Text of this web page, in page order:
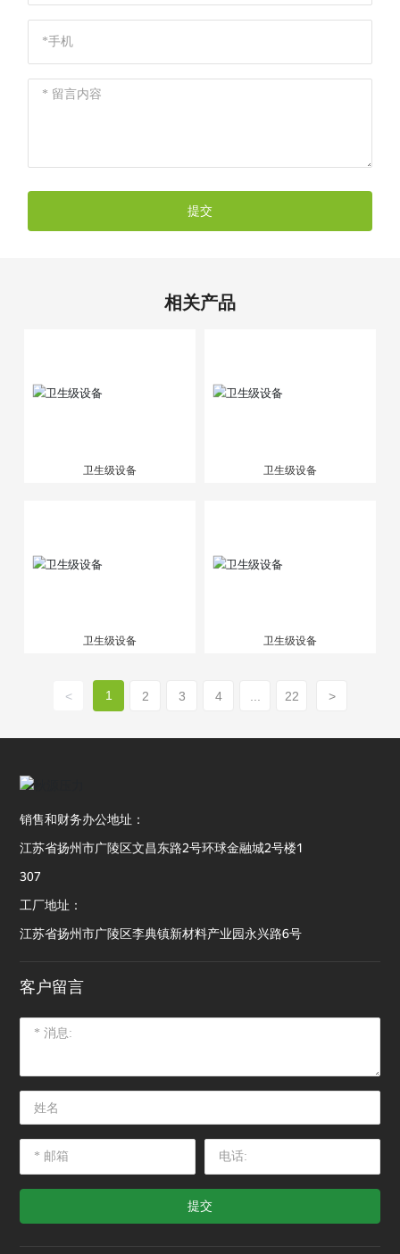
提交
相关产品
卫生级设备 卫生级设备
卫生级设备 卫生级设备
< 1 2 3 4 ... 22 >
销售和财务办公地址：
江苏省扬州市广陵区文昌东路2号环球金融城2号楼1
307
工厂地址：
江苏省扬州市广陵区李典镇新材料产业园永兴路6号
客户留言
提交